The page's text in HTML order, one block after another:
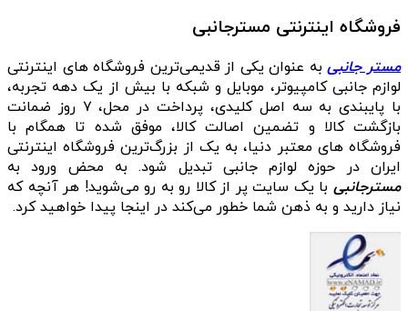
فروشگاه اینترنتی مسترجانبی
مستر جانبیبه عنوان یکی از قدیمی‌ترین فروشگاه های اینترنتی
لوازم جانبی کامپیوتر، موبایل و شبکه با بیش از یک دهه تجربه،
با پایبندی به سه اصل کلیدی، پرداخت در محل، ۷ روز ضمانت
بازگشت کالا و تضمین اصالت کالا، موفق شده تا همگام با
فروشگاه‌ های معتبر دنیا، به یک از بزرگ‌ترین فروشگاه اینترنتی
ایران در حوزه لوازم جانبی تبدیل شود. به محض ورود به
مسترجانبی با یک سایت پر از کالا رو به رو می‌شوید! هر آنچه که
نیاز دارید و به ذهن شما خطور می‌کند در اینجا پیدا خواهید کرد.